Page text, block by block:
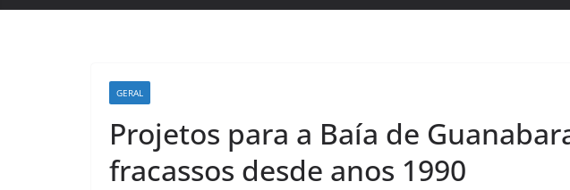
GERAL
Projetos para a Baía de
fracassos desde anos 1990